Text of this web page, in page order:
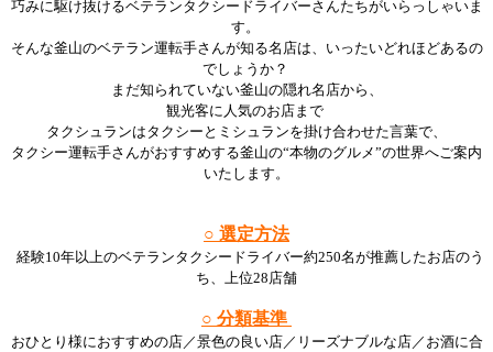
巧みに駆け抜けるベテランタクシードライバーさんたちがいらっしゃいま
す。
そんな釜山のベテラン運転手さんが知る名店は、いったいどれほどあるの
でしょうか？
まだ知られていない釜山の隠れ名店から、
観光客に人気のお店まで
タクシュランはタクシーとミシュランを掛け合わせた言葉で、
タクシー運転手さんがおすすめする釜山の“本物のグルメ”の世界へご案内
いたします。
○ 選定方法
経験10年以上のベテランタクシードライバー約250名が推薦したお店のう
ち、上位28店舗
○ 分類基準
おひとり様におすすめの店／景色の良い店／リーズナブルな店／お酒に合